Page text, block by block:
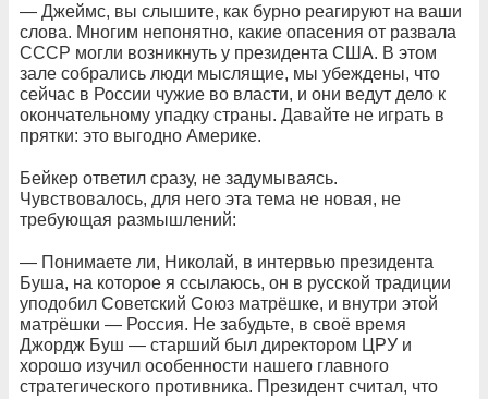
— Джеймс, вы слышите, как бурно реагируют на ваши
слова. Многим непонятно, какие опасения от развала
СССР могли возникнуть у президента США. В этом
зале собрались люди мыслящие, мы убеждены, что
сейчас в России чужие во власти, и они ведут дело к
окончательному упадку страны. Давайте не играть в
прятки: это выгодно Америке.
Бейкер ответил сразу, не задумываясь.
Чувствовалось, для него эта тема не новая, не
требующая размышлений:
— Понимаете ли, Николай, в интервью президента
Буша, на которое я ссылаюсь, он в русской традиции
уподобил Советский Союз матрёшке, и внутри этой
матрёшки — Россия. Не забудьте, в своё время
Джордж Буш — старший был директором ЦРУ и
хорошо изучил особенности нашего главного
стратегического противника. Президент считал, что